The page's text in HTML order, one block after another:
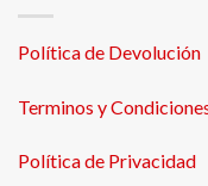
Política de Devolución
Terminos y
Política de Privacidad